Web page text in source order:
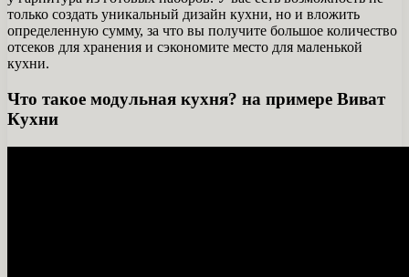
только создать уникальный дизайн кухни, но и вложить
определенную сумму, за что вы получите большое количество
отсеков для хранения и сэкономите место для маленькой
кухни.
Что такое модульная кухня? на примере Виват
Кухни